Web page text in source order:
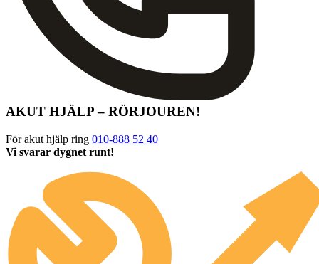
AKUT HJÄLP – RÖRJOUREN!
För akut hjälp ring 010-888 52 40
Vi svarar dygnet runt!